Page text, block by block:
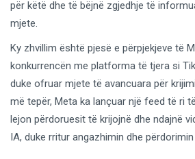
për këtë dhe të bëjnë zgjedhje të
mjete.
Ky zhvillim është pjesë e përpjekjeve të
konkurrencën me platforma të tjera si
duke ofruar mjete të avancuara për
më tepër, Meta ka lançuar një feed të ri
lejon përdoruesit të krijojnë dhe ndajnë
IA, duke rritur angazhimin dhe